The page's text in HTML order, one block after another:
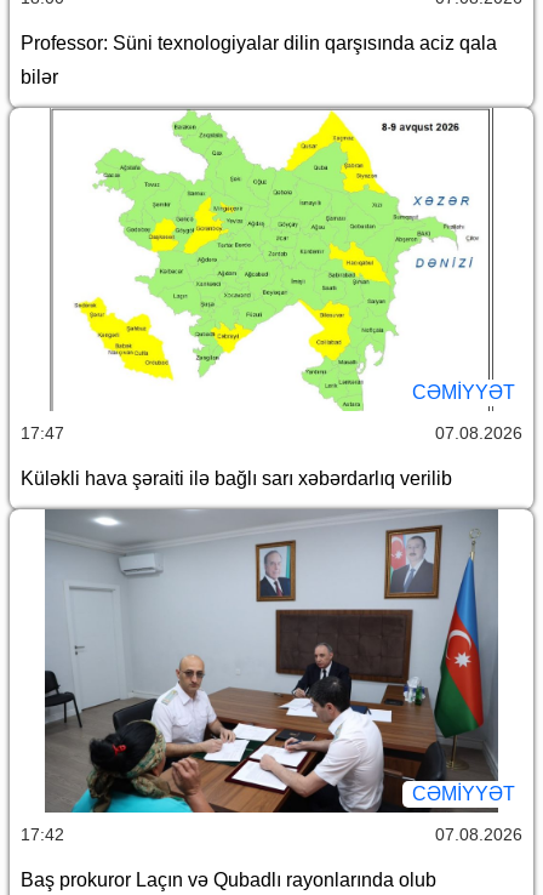
Professor: Süni texnologiyalar dilin qarşısında aciz qala
bilər
CƏMİYYƏT
17:47 07.08.2026
Küləkli hava şəraiti ilə bağlı sarı xəbərdarlıq verilib
CƏMİYYƏT
17:42 07.08.2026
Baş prokuror Laçın və Qubadlı rayonlarında olub